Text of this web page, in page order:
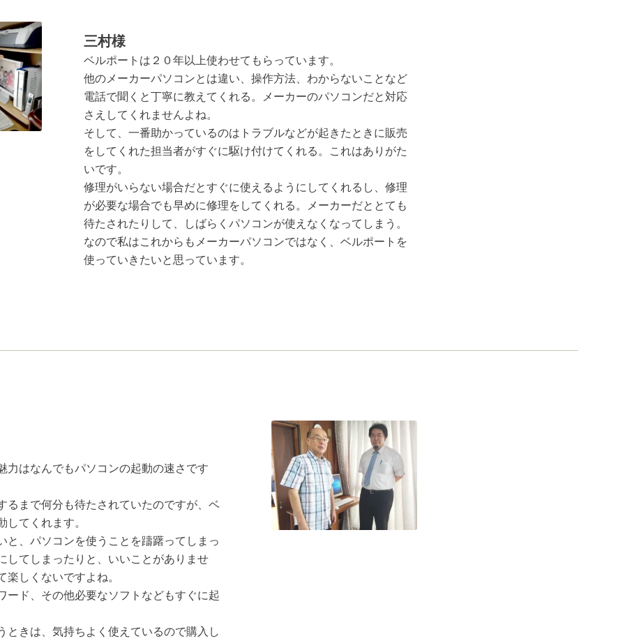
三村様
ベルポートは２０年以上使わせてもらっています。
他のメーカーパソコンとは違い、操作方法、わからないことなど
電話で聞くと丁寧に教えてくれる。メーカーのパソコンだと対応
さえしてくれませんよね。
そして、一番助かっているのはトラブルなどが起きたときに販売
をしてくれた担当者がすぐに駆け付けてくれる。これはありがた
いです。
修理がいらない場合だとすぐに使えるようにしてくれるし、修理
が必要な場合でも早めに修理をしてくれる。メーカーだととても
待たされたりして、しばらくパソコンが使えなくなってしまう。
なので私はこれからもメーカーパソコンではなく、ベルポートを
使っていきたいと思っています。
力はなんでもパソコンの起動の速さです
るまで何分も待たされていたのですが、ベ
てくれます。
と、パソコンを使うことを躊躇ってしまっ
してしまったりと、いいことがありませ
しくないですよね。
ード、その他必要なソフトなどもすぐに起
ときは、気持ちよく使えているので購入し